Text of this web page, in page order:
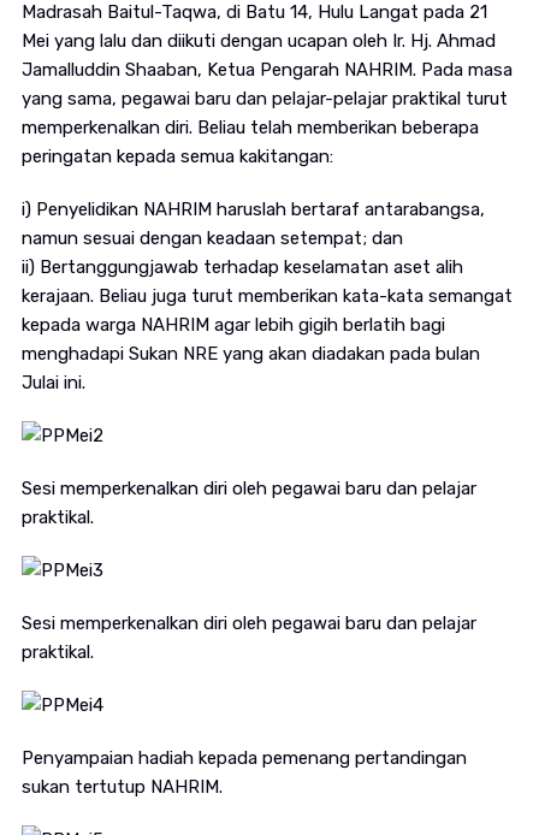
Madrasah Baitul-Taqwa, di Batu 14, Hulu Langat pada 21
Mei yang lalu dan diikuti dengan ucapan oleh Ir. Hj. Ahmad
Jamalluddin Shaaban, Ketua Pengarah NAHRIM. Pada masa
yang sama, pegawai baru dan pelajar-pelajar praktikal turut
memperkenalkan diri. Beliau telah memberikan beberapa
peringatan kepada semua kakitangan:
i) Penyelidikan NAHRIM haruslah bertaraf antarabangsa,
namun sesuai dengan keadaan setempat; dan
ii) Bertanggungjawab terhadap keselamatan aset alih
kerajaan. Beliau juga turut memberikan kata-kata semangat
kepada warga NAHRIM agar lebih gigih berlatih bagi
menghadapi Sukan NRE yang akan diadakan pada bulan
Julai ini.
Sesi memperkenalkan diri oleh pegawai baru dan pelajar
praktikal.
Sesi memperkenalkan diri oleh pegawai baru dan pelajar
praktikal.
Penyampaian hadiah kepada pemenang pertandingan
sukan tertutup NAHRIM.